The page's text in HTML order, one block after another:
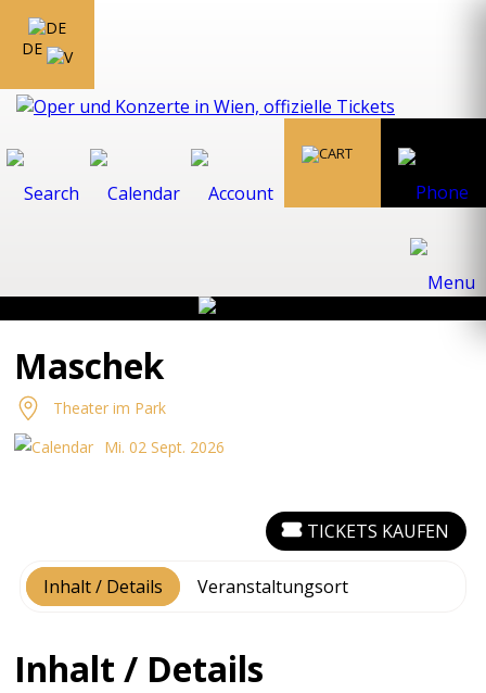
DE
Maschek
Theater im Park
Mi. 02 Sept. 2026
Inhalt / Details Veranstaltungsort
TICKETS KAUFEN
Inhalt / Details